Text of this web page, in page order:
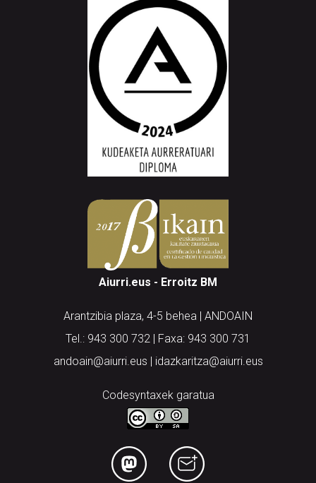
Aiurri.eus - Erroitz BM
Arantzibia plaza, 4-5 behea | ANDOAIN
Tel.: 943 300 732 | Faxa: 943 300 731
andoain@aiurri.eus | idazkaritza@aiurri.eus
Codesyntaxek garatua